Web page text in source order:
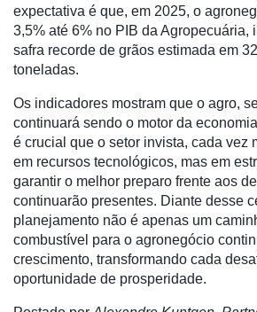
Tecprime
Agro
Lean
Consulting
Manager
ONE
CHB
expectativa é que, em 2025, o
3,5% até 6% no PIB da Agropecuária,
safra recorde de grãos estimada em
toneladas.
Os indicadores mostram que o agro,
continuará sendo o motor da
é crucial que o setor invista, cada vez
em recursos tecnológicos, mas em
garantir o melhor preparo frente aos
continuarão presentes. Diante desse
planejamento não é apenas um
combustível para o agronegócio
crescimento, transformando cada
oportunidade de prosperidade.